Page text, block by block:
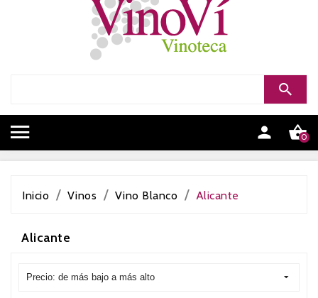
 
0
Inicio Vinos Vino Blanco Alicante
Alicante
Precio: de más bajo a más alto